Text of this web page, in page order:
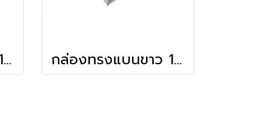
กล่องทรงแบนขาว 11x15.5x4.5 ซม. กล่องทรงแบนขาว 14.5x17x4.5 ซม.